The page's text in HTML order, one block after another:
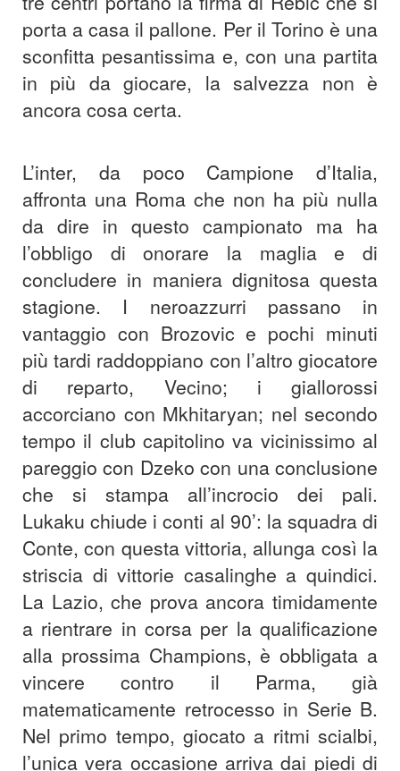
porta a casa il pallone. Per il Torino è una
sconfitta pesantissima e, con una partita
in più da giocare, la salvezza non è
ancora cosa certa.
L’inter, da poco Campione d’Italia,
affronta una Roma che non ha più nulla
da dire in questo campionato ma ha
l’obbligo di onorare la maglia e di
concludere in maniera dignitosa questa
stagione. I neroazzurri passano in
vantaggio con Brozovic e pochi minuti
più tardi raddoppiano con l’altro giocatore
di reparto, Vecino; i giallorossi
accorciano con Mkhitaryan; nel secondo
tempo il club capitolino va vicinissimo al
pareggio con Dzeko con una conclusione
che si stampa all’incrocio dei pali.
Lukaku chiude i conti al 90’: la squadra di
Conte, con questa vittoria, allunga così la
striscia di vittorie casalinghe a quindici.
La Lazio, che prova ancora timidamente
a rientrare in corsa per la qualificazione
alla prossima Champions, è obbligata a
vincere contro il Parma, già
matematicamente retrocesso in Serie B.
Nel primo tempo, giocato a ritmi scialbi,
l’unica vera occasione arriva dai piedi di